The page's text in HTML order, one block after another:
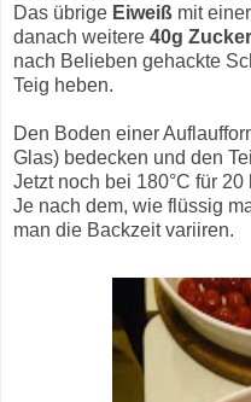
Das übrige Eiweiß mit
danach weitere 40g Zucker
nach Belieben gehackte
Teig heben.
Den Boden einer
Glas) bedecken und den
Jetzt noch bei 180°C für
Je nach dem, wie flüssig
man die Backzeit variiren.